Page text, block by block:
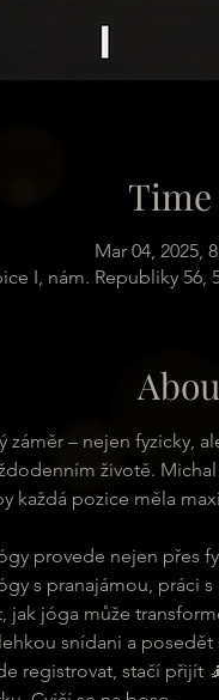
Mar 04, 2025,
I, nám. Republiky 56,
záměr – nejen
životě.
každá pozice měla
provede nejen
s pranajámou, práci
jak jóga může
snídani a posedět
registrovat, stačí přijít